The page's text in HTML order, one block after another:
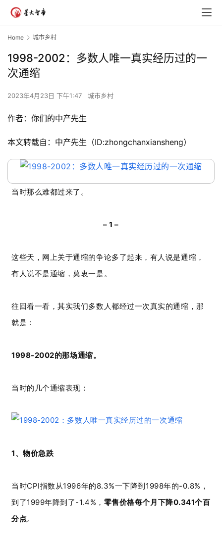
Home 城市乡村
1998-2002：多数人唯一真实经历过的一
次通缩
2023年4月23日 下午1:47 城市乡村
作者： 你们的中产先生
本文转载自：中产先生（ID:zhongchanxiansheng）
当时那么难都过来了。
– 1 –
这些天，网上关于通缩的争论多了起来，有人说是通缩，
有人说不是通缩，莫衷一是。
往回看一看，其实我们多数人都经过一次真实的通缩，那
就是：
1998-2002的那场通缩。
当时的几个通缩表现：
1、物价急跌
当时CPI指数从1996年的8.3%一下降到1998年的-0.8%，
到了1999年降到了-1.4% ， 零售价格每个月下降0.341个百
分点。